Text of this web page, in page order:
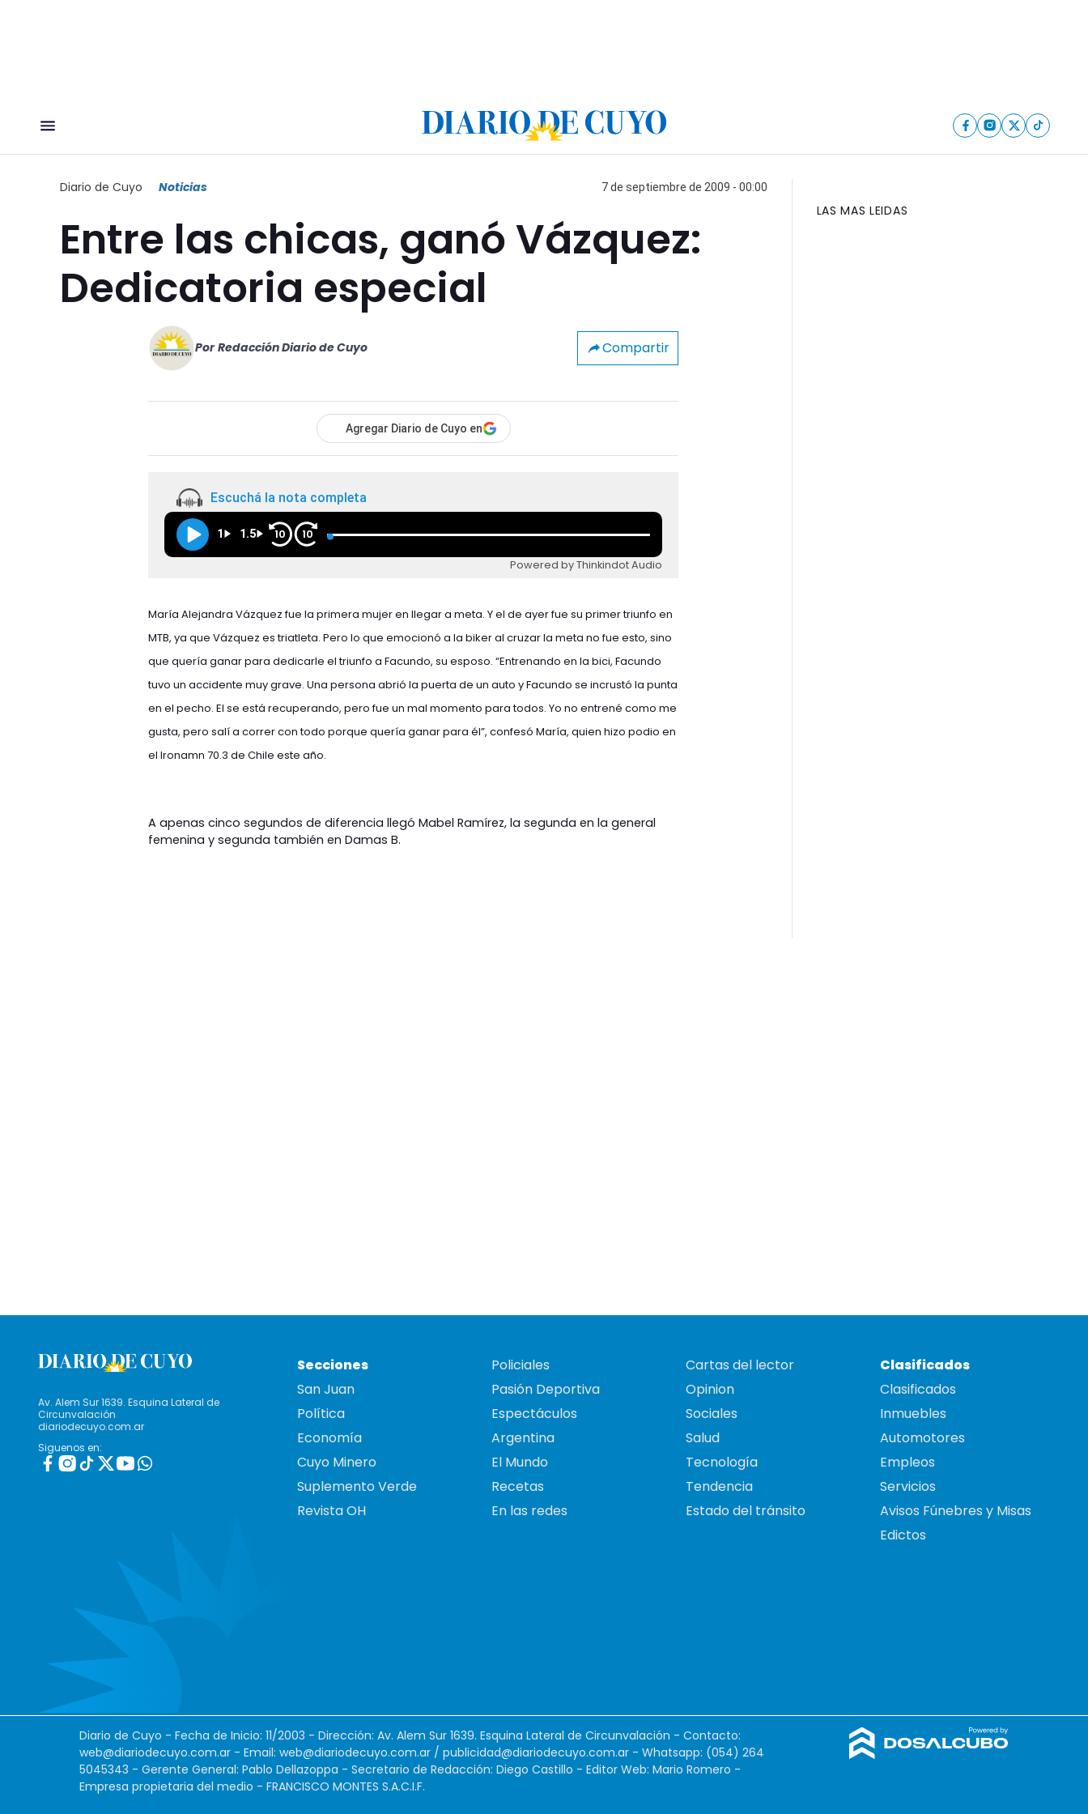
Diario de Cuyo Noticias 7 de septiembre de 2009 - 00:00
Entre las chicas, ganó Vázquez:
Dedicatoria especial
Por Redacción Diario de Cuyo Compartir
Agregar Diario de Cuyo en
Escuchá la nota completa
1 1.5 10 10
Powered by Thinkindot Audio
María Alejandra Vázquez fue la primera mujer en llegar a meta. Y el de ayer fue su primer triunfo en
MTB, ya que Vázquez es triatleta. Pero lo que emocionó a la biker al cruzar la meta no fue esto, sino
que quería ganar para dedicarle el triunfo a Facundo, su esposo. “Entrenando en la bici, Facundo
tuvo un accidente muy grave. Una persona abrió la puerta de un auto y Facundo se incrustó la punta
en el pecho. El se está recuperando, pero fue un mal momento para todos. Yo no entrené como me
gusta, pero salí a correr con todo porque quería ganar para él”, confesó María, quien hizo podio en
el Ironamn 70.3 de Chile este año.
A apenas cinco segundos de diferencia llegó Mabel Ramírez, la segunda en la general
femenina y segunda también en Damas B.
LAS MAS LEIDAS
Av. Alem Sur 1639. Esquina Lateral de
Circunvalación
diariodecuyo.com.ar
Siguenos en:
Secciones
San Juan
Política
Economía
Cuyo Minero
Suplemento Verde
Revista OH
Policiales
Pasión Deportiva
Espectáculos
Argentina
El Mundo
Recetas
En las redes
Cartas del lector
Opinion
Sociales
Salud
Tecnología
Tendencia
Estado del tránsito
Clasificados
Clasificados
Inmuebles
Automotores
Empleos
Servicios
Avisos Fúnebres y Misas
Edictos
Diario de Cuyo - Fecha de Inicio: 11/2003 - Dirección: Av. Alem Sur 1639. Esquina Lateral de Circunvalación - Contacto:
web@diariodecuyo.com.ar - Email: web@diariodecuyo.com.ar / publicidad@diariodecuyo.com.ar - Whatsapp: (054) 264
5045343 - Gerente General: Pablo Dellazoppa - Secretario de Redacción: Diego Castillo - Editor Web: Mario Romero -
Empresa propietaria del medio - FRANCISCO MONTES S.A.C.I.F.